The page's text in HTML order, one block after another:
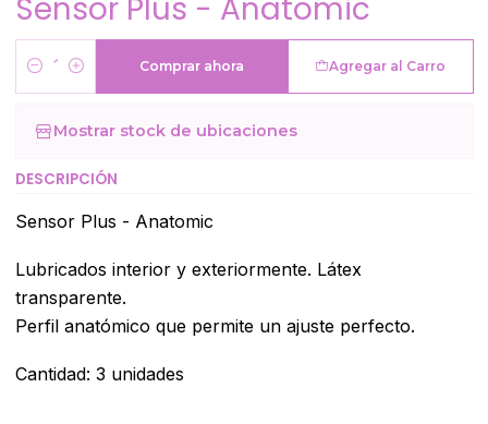
Sensor Plus - Anatomic
Cantidad
Agregar al Carro
Comprar ahora
Mostrar stock de ubicaciones
DESCRIPCIÓN
Sensor Plus - Anatomic
Lubricados interior y exteriormente. Látex
transparente.
Perfil anatómico que permite un ajuste perfecto.
Cantidad: 3 unidades